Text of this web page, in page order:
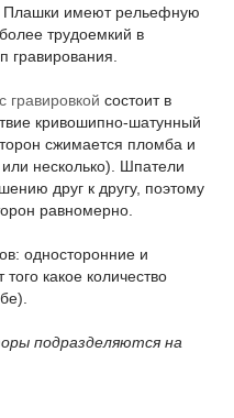
имеют рельефную
трудоемкий в
гравирования.
гравировкой состоит в
кривошипно-шатунный
сжимается пломба и
несколько). Шпатели
друг к другу, поэтому
равномерно.
односторонние и
какое количество
подразделяются на